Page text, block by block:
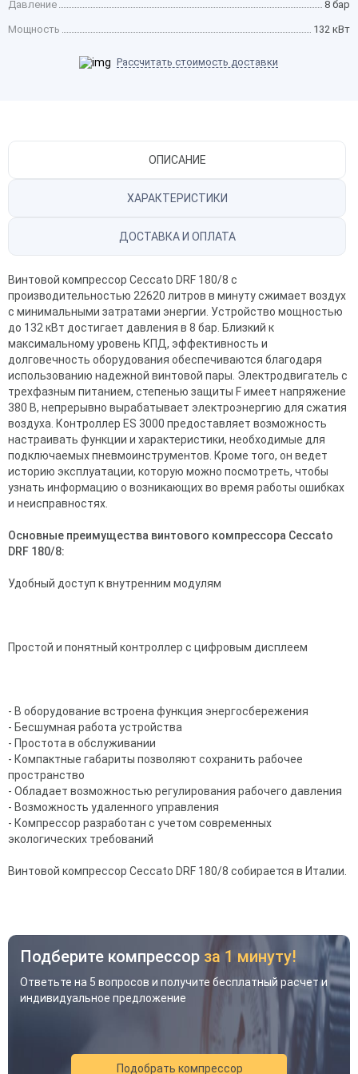
Давление 8 бар
Мощность 132 кВт
Рассчитать стоимость доставки
ОПИСАНИЕ
ХАРАКТЕРИСТИКИ
ДОСТАВКА И ОПЛАТА
Винтовой компрессор Ceccato DRF 180/8 с
производительностью 22620 литров в минуту сжимает воздух
с минимальными затратами энергии. Устройство мощностью
до 132 кВт достигает давления в 8 бар. Близкий к
максимальному уровень КПД, эффективность и
долговечность оборудования обеспечиваются благодаря
использованию надежной винтовой пары. Электродвигатель с
трехфазным питанием, степенью защиты F имеет напряжение
380 В, непрерывно вырабатывает электроэнергию для сжатия
воздуха. Контроллер ES 3000 предоставляет возможность
настраивать функции и характеристики, необходимые для
подключаемых пневмоинструментов. Кроме того, он ведет
историю эксплуатации, которую можно посмотреть, чтобы
узнать информацию о возникающих во время работы ошибках
и неисправностях.
Основные преимущества винтового компрессора Ceccato
DRF 180/8:
Удобный доступ к внутренним модулям
Простой и понятный контроллер с цифровым дисплеем
- В оборудование встроена функция энергосбережения
- Бесшумная работа устройства
- Простота в обслуживании
- Компактные габариты позволяют сохранить рабочее
пространство
- Обладает возможностью регулирования рабочего давления
- Возможность удаленного управления
- Компрессор разработан с учетом современных
экологических требований
Винтовой компрессор Ceccato DRF 180/8 собирается в Италии.
Подберите компрессор за 1 минуту!
Ответьте на 5 вопросов и получите бесплатный расчет и
индивидуальное предложение
Подобрать компрессор